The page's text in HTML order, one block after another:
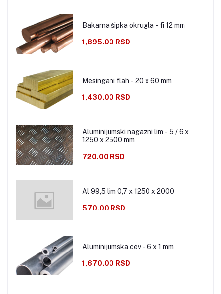
Bakarna šipka okrugla - fi 12 mm
1,895.00 RSD
Mesingani flah - 20 x 60 mm
1,430.00 RSD
Aluminijumski nagazni lim - 5 / 6 x
1250 x 2500 mm
720.00 RSD
Al 99,5 lim 0,7 x 1250 x 2000
570.00 RSD
Aluminijumska cev - 6 x 1 mm
1,670.00 RSD